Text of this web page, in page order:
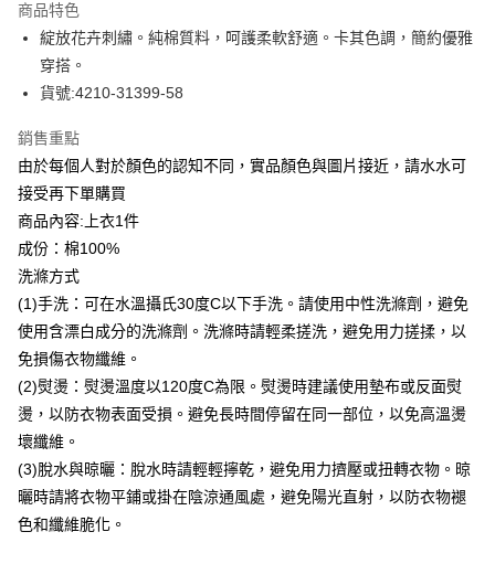
合作金庫商業銀行
華南商業銀行
彰化商業銀行
上海商業儲蓄銀行
國泰世華商業銀行
匯豐（台灣）商業銀行
聯邦商業銀行
遠東國際商業銀行
元大商業銀行
台新國際商業銀行
台灣樂天信用卡公司
LINE Pay
Apple Pay
悠遊付
全盈+PAY
ATM付款
貨到付款
運送方式
付款後全家取貨
每筆NT$80，滿NT$399(含以上)免運費
付款後7-11取貨
每筆NT$80，滿NT$888(含以上)免運費
宅配到府
每筆NT$80，滿NT$888(含以上)免運費
商品特色
綻放花卉刺繡。純棉質料，呵護柔軟舒適。卡其色調，簡約優雅
穿搭。
貨號:4210-31399-58
銷售重點
由於每個人對於顏色的認知不同，實品顏色與圖片接近，請水水可
接受再下單購買
商品內容:上衣1件
成份：棉100%
洗滌方式
(1)手洗：可在水溫攝氏30度C以下手洗。請使用中性洗滌劑，避免
使用含漂白成分的洗滌劑。洗滌時請輕柔搓洗，避免用力搓揉，以
免損傷衣物纖維。
(2)熨燙：熨燙溫度以120度C為限。熨燙時建議使用墊布或反面熨
燙，以防衣物表面受損。避免長時間停留在同一部位，以免高溫燙
壞纖維。
(3)脫水與晾曬：脫水時請輕輕擰乾，避免用力擠壓或扭轉衣物。晾
曬時請將衣物平鋪或掛在陰涼通風處，避免陽光直射，以防衣物褪
色和纖維脆化。